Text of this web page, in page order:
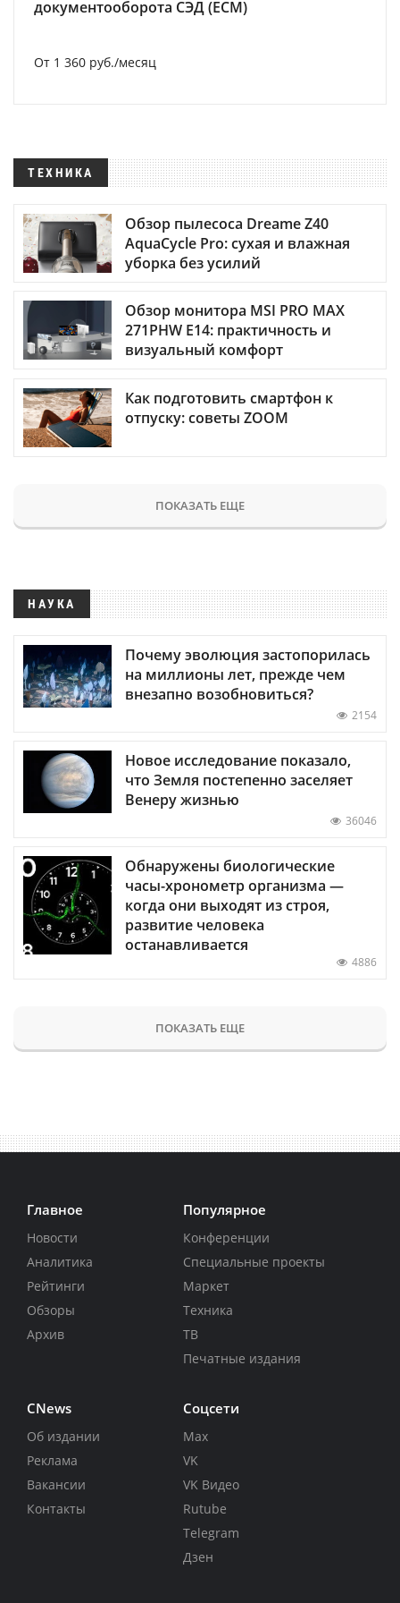
документооборота СЭД (ECM)
От 1 360 руб./месяц
ТЕХНИКА
Обзор пылесоса Dreame Z40
AquaCycle Pro: сухая и влажная
уборка без усилий
Обзор монитора MSI PRO MAX
271PHW E14: практичность и
визуальный комфорт
Как подготовить смартфон к
отпуску: советы ZOOM
ПОКАЗАТЬ ЕЩЕ
НАУКА
Почему эволюция застопорилась
на миллионы лет, прежде чем
внезапно возобновиться?
2154
Новое исследование показало,
что Земля постепенно заселяет
Венеру жизнью
36046
Обнаружены биологические
часы-хронометр организма —
когда они выходят из строя,
развитие человека
останавливается
4886
ПОКАЗАТЬ ЕЩЕ
Главное
Новости
Аналитика
Рейтинги
Обзоры
Архив
Популярное
Конференции
Специальные проекты
Маркет
Техника
ТВ
Печатные издания
CNews
Об издании
Реклама
Вакансии
Контакты
Соцсети
Max
VK
VK Видео
Rutube
Telegram
Дзен